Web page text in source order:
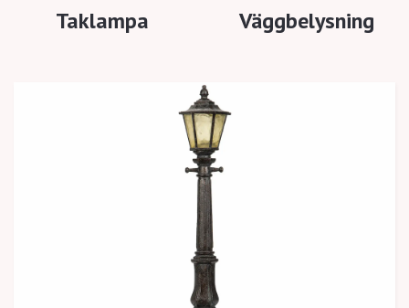
Taklampa Väggbelysning